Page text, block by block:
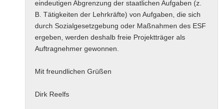
eindeutigen Abgrenzung der staatlichen Aufgaben (z.
B. Tätigkeiten der Lehrkräfte) von Aufgaben, die sich
durch Sozialgesetzgebung oder Maßnahmen des ESF
ergeben, werden deshalb freie Projektträger als
Auftragnehmer gewonnen.
Mit freundlichen Grüßen
Dirk Reelfs